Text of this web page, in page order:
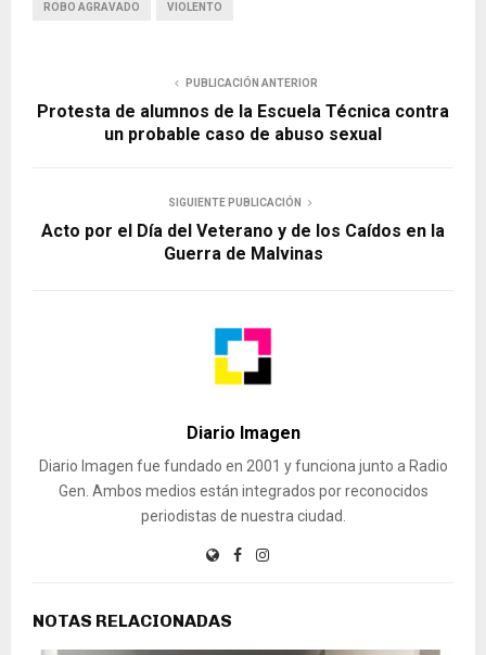
ROBO AGRAVADO VIOLENTO
PUBLICACIÓN ANTERIOR
Protesta de alumnos de la Escuela Técnica contra
un probable caso de abuso sexual
SIGUIENTE PUBLICACIÓN
Acto por el Día del Veterano y de los Caídos en la
Guerra de Malvinas
Diario Imagen
Diario Imagen fue fundado en 2001 y funciona junto a Radio
Gen. Ambos medios están integrados por reconocidos
periodistas de nuestra ciudad.
NOTAS RELACIONADAS